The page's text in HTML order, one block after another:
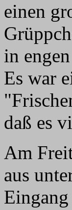
einen
in
Es war
daß es
Am
aus